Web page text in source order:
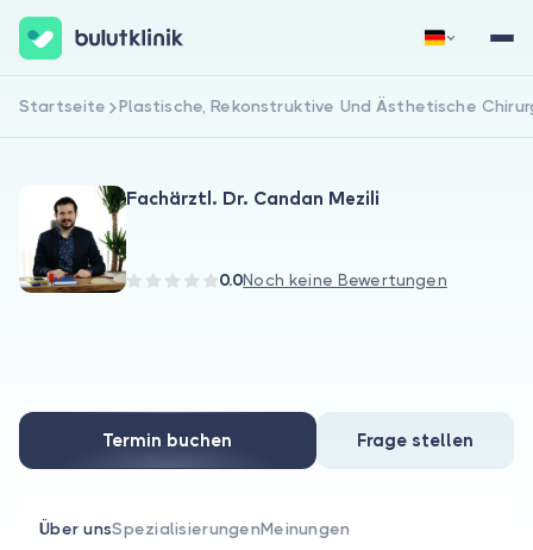
Sind Sie Arzt?
Jetzt registrieren Anmelden
Startseite Plastische, Rekonstruktive Und Ästhetische
Fachärztl. Dr. Candan Mezili
0.0Noch keine Bewertungen
Termin buchen Frage stellen
Über unsSpezialisierungenMeinungen